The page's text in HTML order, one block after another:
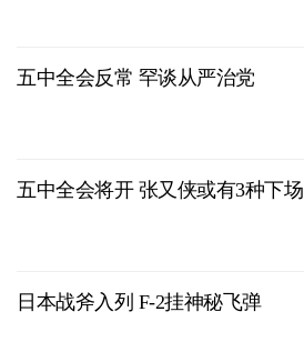
五中全会反常 罕谈从严治党
五中全会将开 张又侠或有3种下场
日本战斧入列 F-2挂神秘飞弹